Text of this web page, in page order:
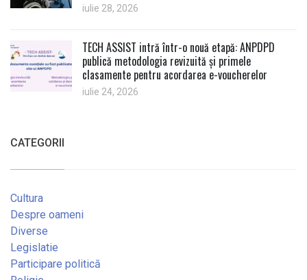
iulie 28, 2026
TECH ASSIST intră într-o nouă etapă: ANPDPD
publică metodologia revizuită și primele
clasamente pentru acordarea e-voucherelor
iulie 24, 2026
CATEGORII
Cultura
Despre oameni
Diverse
Legislatie
Participare politică